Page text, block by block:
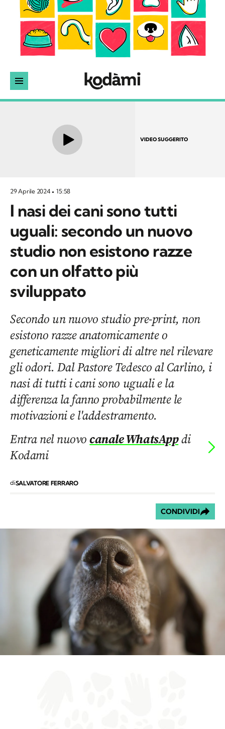
VIDEO SUGGERITO
29 Aprile 2024 15:58
I nasi dei cani sono tutti
uguali: secondo un nuovo
studio non esistono razze
con un olfatto più
sviluppato
Secondo un nuovo studio pre-print, non
esistono razze anatomicamente o
geneticamente migliori di altre nel rilevare
gli odori. Dal Pastore Tedesco al Carlino, i
nasi di tutti i cani sono uguali e la
differenza la fanno probabilmente le
motivazioni e l'addestramento.
Entra nel nuovocanale WhatsAppdi
Kodami
diSALVATORE FERRARO
CONDIVIDI